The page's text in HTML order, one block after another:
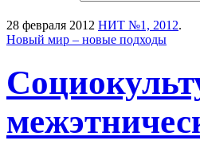
28 февраля 2012 НИТ №1, 2012.
Новый мир – новые подходы